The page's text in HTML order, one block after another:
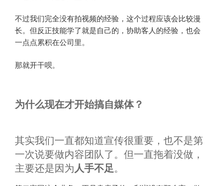
不过我们完全没有拍视频的经验，这个过程应该会比较漫
长。但反正技能学了就是自己的，协助客人的经验，也会
一点点累积在公司里。
那就开干呗。
为什么现在才开始搞自媒体？
其实我们一直都知道宣传很重要，也不是第
一次说要做内容团队了。但一直拖着没做，
主要还是因为 人手不足。